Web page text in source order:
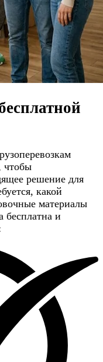
чтобы
решение для
какой
материалы
и